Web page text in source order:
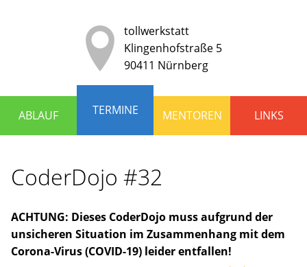
bis
17
Jahren,
lernen
und
haben
wollen.
Mentoren
stehen
bereit,
tollwerkstatt
Klingenhofstraße 5
90411 Nürnberg
ABLAUF TERMINE MENTOREN LINKS
CoderDojo #32
ACHTUNG: Dieses CoderDojo muss aufgrund der
unsicheren Situation im Zusammenhang mit dem
Corona-Virus (COVID-19) leider entfallen!